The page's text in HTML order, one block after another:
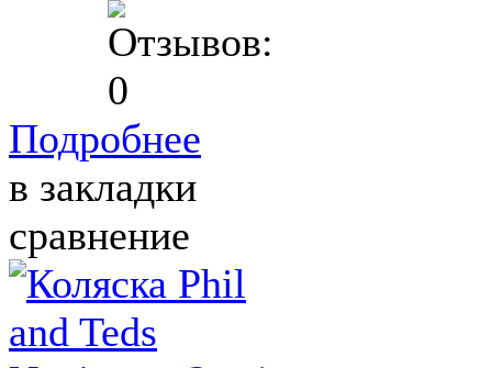
Подробнее
в закладки
сравнение